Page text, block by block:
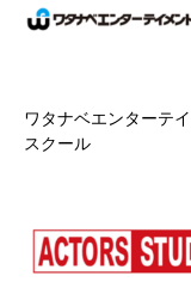
ワタナベエンターテ
スクール